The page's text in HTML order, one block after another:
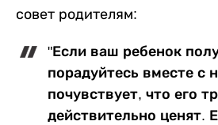
совет родителям:
"Если ваш ребенок
порадуйтесь вместе с
почувствует, что его
действительно ценят.